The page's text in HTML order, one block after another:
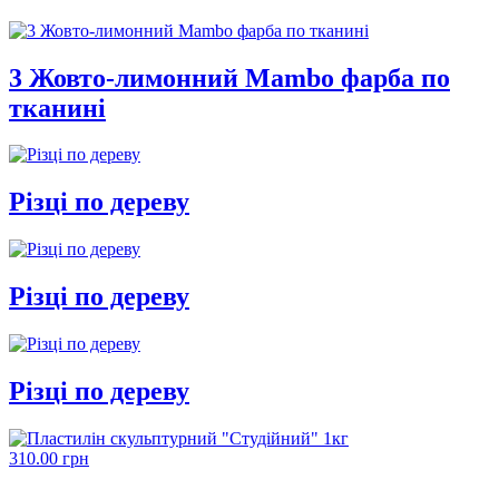
3 Жовто-лимонний Mambo фарба по
тканині
Різці по дереву
Різці по дереву
Різці по дереву
310.00 грн